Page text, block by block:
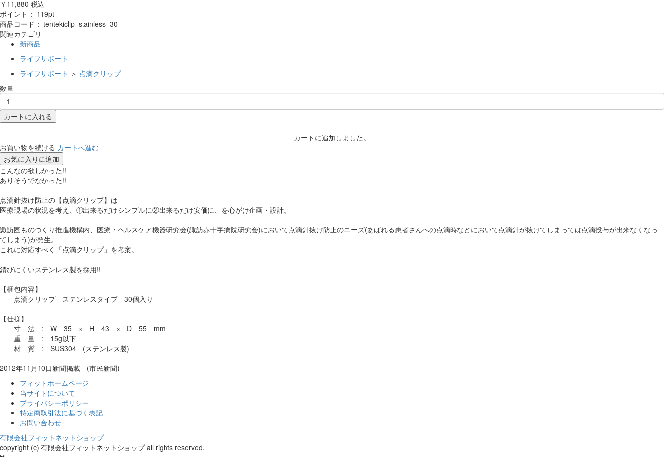
￥11,880 税込
ポイント： 119pt
商品コード： tentekiclip_stainless_30
関連カテゴリ
新商品
ライフサポート
ライフサポート ＞ 点滴クリップ
数量
カートに入れる
カートに追加しました。
お買い物を続ける カートへ進む
お気に入りに追加
こんなの欲しかった!!
ありそうでなかった!!
点滴針抜け防止の【点滴クリップ】は
医療現場の状況を考え、①出来るだけシンプルに②出来るだけ安価に、を心がけ企画・設計。
諏訪圏ものづくり推進機構内、医療・ヘルスケア機器研究会(諏訪赤十字病院研究会)において点滴針抜け防止のニーズ(あばれる患者さんへの点滴時などにおいて点滴針が抜けてしまっては点滴投与が出来なくなっ
てしまう)が発生。
これに対応すべく「点滴クリップ」を考案。
錆びにくいステンレス製を採用!!
【梱包内容】
点滴クリップ ステンレスタイプ 30個入り
【仕様】
寸 法 : W 35 × H 43 × D 55 mm
重 量 : 15g以下
材 質 : SUS304 (ステンレス製)
2012年11月10日新聞掲載 (市民新聞)
フィットホームページ
当サイトについて
プライバシーポリシー
特定商取引法に基づく表記
お問い合わせ
有限会社フィットネットショップ
copyright (c) 有限会社フィットネットショップ all rights reserved.